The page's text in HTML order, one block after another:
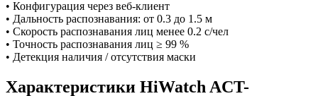
• Конфигурация через веб-клиент
• Дальность распознавания: от 0.3 до 1.5 м
• Скорость распознавания лиц менее 0.2 c/чел
• Точность распознавания лиц ≥ 99 %
• Детекция наличия / отсутствия маски
Характеристики HiWatch ACT-